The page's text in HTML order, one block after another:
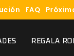
FAQ
REGALA